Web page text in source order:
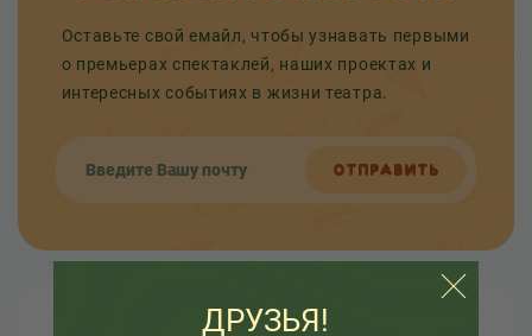
Оставьте свой емайл, чтобы узнавать первыми
о премьерах спектаклей, наших проектах и
интересных событиях в жизни театра.
ОТПРАВИТЬ
ДРУЗЬЯ!